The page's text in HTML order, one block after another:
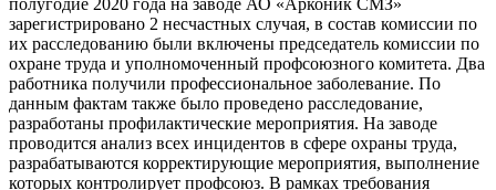
полугодие 2020 года на заводе АО «Арконик СМЗ»
зарегистрировано 2 несчастных случая, в состав комиссии по
их расследованию были включены председатель комиссии по
охране труда и уполномоченный профсоюзного комитета. Два
работника получили профессиональное заболевание. По
данным фактам также было проведено расследование,
разработаны профилактические мероприятия. На заводе
проводится анализ всех инцидентов в сфере охраны труда,
разрабатываются корректирующие мероприятия, выполнение
которых контролирует профсоюз. В рамках требования